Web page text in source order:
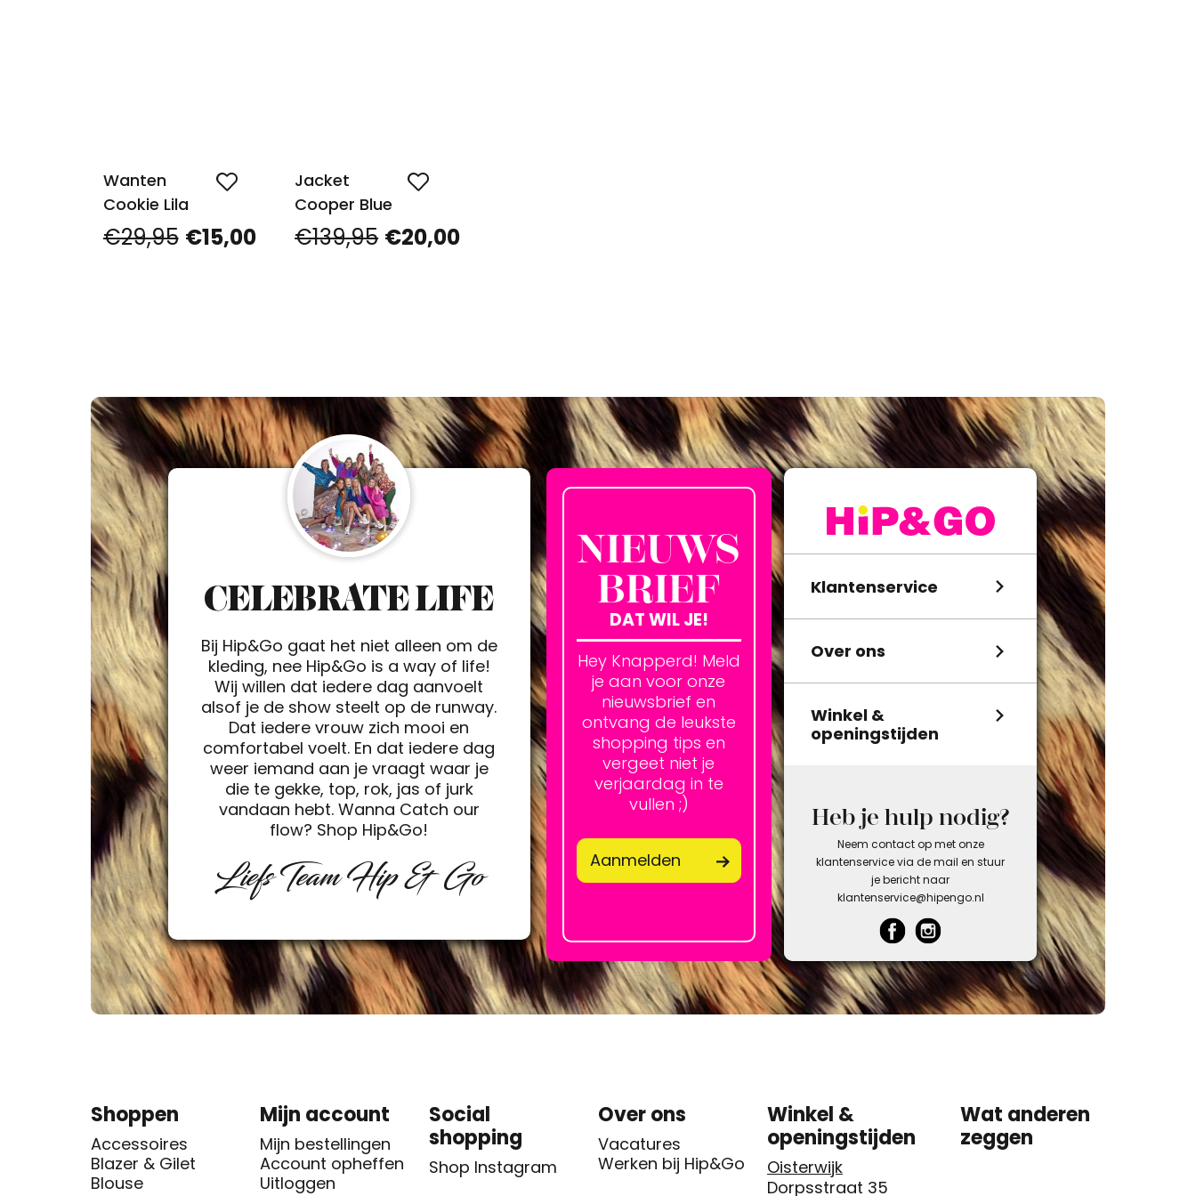
Wanten
Cookie Lila
€29,95 €15,00
Jacket
Cooper Blue
€139,95 €20,00
CELEBRATE LIFE
Bij Hip&Go gaat het niet alleen om de
kleding, nee Hip&Go is a way of life!
Wij willen dat iedere dag aanvoelt
alsof je de show steelt op de runway.
Dat iedere vrouw zich mooi en
comfortabel voelt. En dat iedere dag
weer iemand aan je vraagt waar je
die te gekke, top, rok, jas of jurk
vandaan hebt. Wanna Catch our
flow? Shop Hip&Go!
Liefs Team Hip & Go
NIEUWS
BRIEF
DAT WIL JE!
Hey Knapperd! Meld
je aan voor onze
nieuwsbrief en
ontvang de leukste
shopping tips en
vergeet niet je
verjaardag in te
vullen ;)
Aanmelden
Klantenservice
Over ons
Winkel &
openingstijden
Heb je hulp nodig?
Neem contact op met onze
klantenservice via de mail en stuur
je bericht naar
klantenservice@hipengo.nl
Shoppen
Accessoires
Blazer & Gilet
Blouse
Mijn account
Mijn bestellingen
Account opheffen
Uitloggen
Social
shopping
Shop Instagram
Over ons
Vacatures
Werken bij Hip&Go
Winkel &
openingstijden
Oisterwijk
Dorpsstraat 35
Wat anderen
zeggen